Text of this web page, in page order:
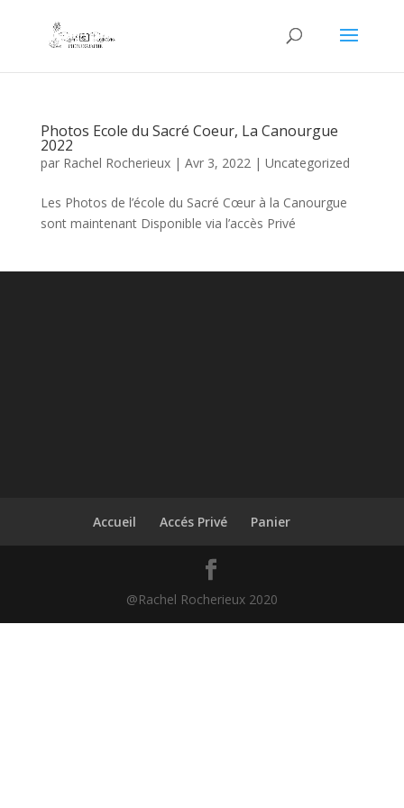
Photos Ecole du Sacré Coeur, La Canourgue
2022
par Rachel Rocherieux| Avr 3, 2022| Uncategorized
Les Photos de l’école du Sacré Cœur à la Canourgue
sont maintenant Disponible via l’accès Privé
Accueil Accés Privé Panier
@Rachel Rocherieux 2020